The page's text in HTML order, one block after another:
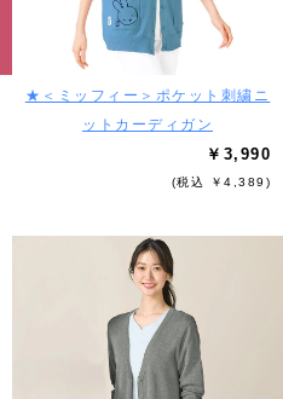
★＜ミッフィー＞ポケット刺繍ニ
ットカーディガン
￥3,990
(税込 ￥4,389)